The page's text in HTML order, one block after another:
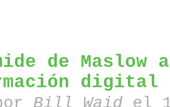
de Maslow
digital
Bill Waid el